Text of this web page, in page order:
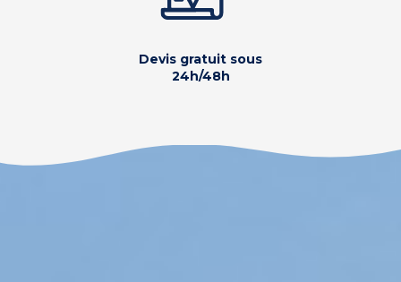
Devis gratuit sous
24h/48h